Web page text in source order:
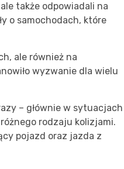
także odpowiadali na
o samochodach, które
ale również na
wyzwanie dla wielu
– głównie w sytuacjach
rodzaju kolizjami.
pojazd oraz jazda z